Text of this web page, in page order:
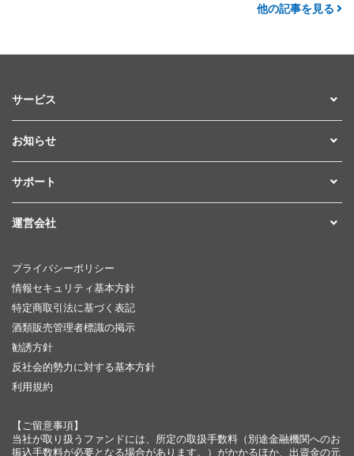
他の記事を見る
サービス
お知らせ
サポート
運営会社
プライバシーポリシー
情報セキュリティ基本方針
特定商取引法に基づく表記
酒類販売管理者標識の掲示
勧誘方針
反社会的勢力に対する基本方針
利用規約
【ご留意事項】
当社が取り扱うファンドには、所定の取扱手数料（別途金融機関へのお
振込手数料が必要となる場合があります。）がかかるほか、出資金の元